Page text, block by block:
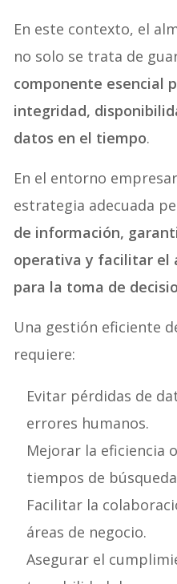
En este contexto, el
no solo se trata de
componente esencial
integridad,
datos en el tiempo.
En el entorno
estrategia adecuada
de información,
operativa y facilitar el
para la toma de
Una gestión eficiente
requiere:
Evitar pérdidas de
errores humanos.
Mejorar la eficiencia
tiempos de
Facilitar la
áreas de negocio.
Asegurar el